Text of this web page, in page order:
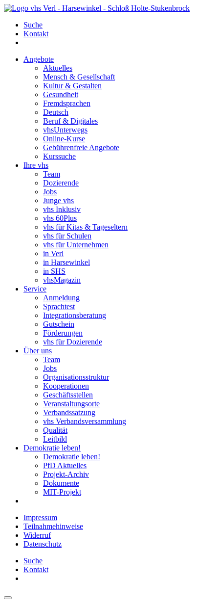
Suche
Kontakt
Angebote
Aktuelles
Mensch & Gesellschaft
Kultur & Gestalten
Gesundheit
Fremdsprachen
Deutsch
Beruf & Digitales
vhsUnterwegs
Online-Kurse
Gebührenfreie Angebote
Kurssuche
Ihre vhs
Team
Dozierende
Jobs
Junge vhs
vhs Inklusiv
vhs 60Plus
vhs für Kitas & Tageseltern
vhs für Schulen
vhs für Unternehmen
in Verl
in Harsewinkel
in SHS
vhsMagazin
Service
Anmeldung
Sprachtest
Integrationsberatung
Gutschein
Förderungen
vhs für Dozierende
Über uns
Team
Jobs
Organisationsstruktur
Kooperationen
Geschäftsstellen
Veranstaltungsorte
Verbandssatzung
vhs Verbandsversammlung
Qualität
Leitbild
Demokratie leben!
Demokratie leben!
PfD Aktuelles
Projekt-Archiv
Dokumente
MIT-Projekt
Impressum
Teilnahmehinweise
Widerruf
Datenschutz
Suche
Kontakt